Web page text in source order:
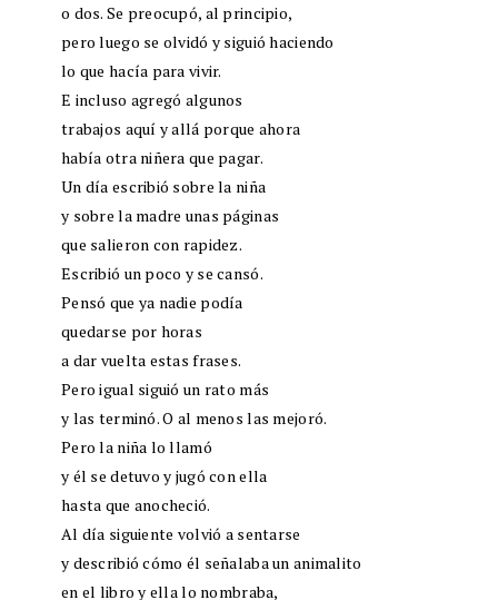
o dos. Se preocupó, al principio,
pero luego se olvidó y siguió haciendo
lo que hacía para vivir.
E incluso agregó algunos
trabajos aquí y allá porque ahora
había otra niñera que pagar.
Un día escribió sobre la niña
y sobre la madre unas páginas
que salieron con rapidez.
Escribió un poco y se cansó.
Pensó que ya nadie podía
quedarse por horas
a dar vuelta estas frases.
Pero igual siguió un rato más
y las terminó. O al menos las mejoró.
Pero la niña lo llamó
y él se detuvo y jugó con ella
hasta que anocheció.
Al día siguiente volvió a sentarse
y describió cómo él señalaba un animalito
en el libro y ella lo nombraba,